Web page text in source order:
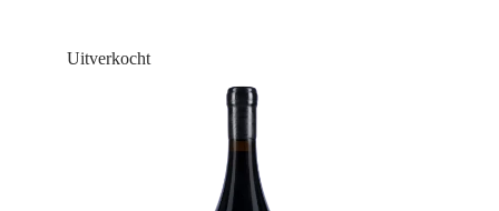
Uitverkocht